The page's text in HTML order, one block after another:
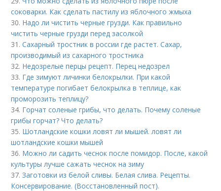
соковарки. Как сделать пастилу из яблочного жмыха
30. Надо ли чистить черные грузди. Как правильно
чистить черные грузди перед засолкой
31.Сахарный тростник в россии где растет. Сахар,
производимый из сахарного тростника
32. Недозрелые перцы рецепт. Перец недозрел
33. Где зимуют личинки белокрылки. При какой
температуре погибает белокрылка в теплице, как
проморозить теплицу?
34. Горчат соленые грибы, что делать. Почему соленые
грибы горчат? Что делать?
35. Шотландские кошки ловят ли мышей. ловят ли
шотландские кошки мышей
36. Можно ли садить чеснок после помидор. После, какой
культуры лучше сажать чеснок на зиму
37.Заготовки из белой сливы. Белая слива. Рецепты.
Консервирование. (Восстановленный пост).